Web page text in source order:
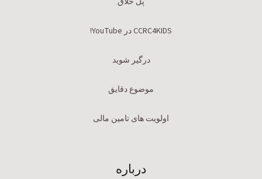
CCRC4KIDS در YouTube!
درگیر شوید
موضوع دقایق
اولویت های تامین مالی
درباره